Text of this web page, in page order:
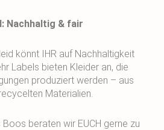
Nachhaltig & fair
könnt IHR auf Nachhaltigkeit
Labels bieten Kleider an, die
produziert werden – aus
Materialien.
beraten wir EUCH gerne zu